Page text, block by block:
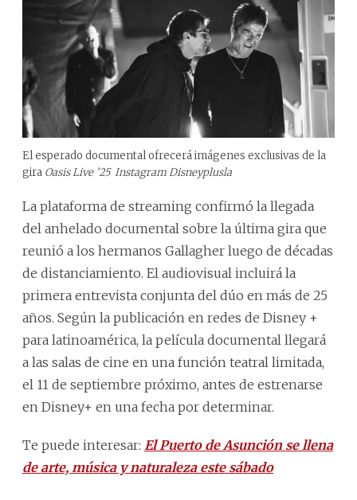
El esperado documental ofrecerá imágenes exclusivas de la
gira Oasis Live ’25 Instagram Disneyplusla
La plataforma de streaming confirmó la llegada
del anhelado documental sobre la última gira que
reunió a los hermanos Gallagher luego de décadas
de distanciamiento. El audiovisual incluirá la
primera entrevista conjunta del dúo en más de 25
años. Según la publicación en redes de Disney +
para latinoamérica, la película documental llegará
a las salas de cine en una función teatral limitada,
el 11 de septiembre próximo, antes de estrenarse
en Disney+ en una fecha por determinar.
Te puede interesar: El Puerto de Asunción se llena
de arte, música y naturaleza este sábado